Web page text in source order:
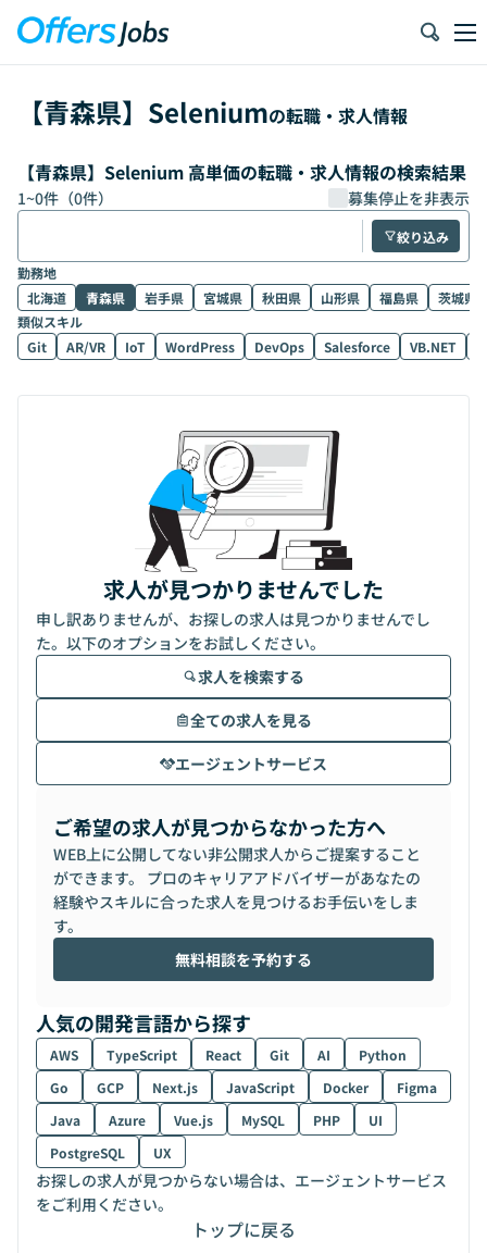
【青森県】 Seleniumの転職・求人情報
【青森県】Selenium 高単価の転職・求人情報の検索結果
1~0件（0件） 募集停止を非表示
絞り込み
勤務地
北海道
青森県 岩手県 宮城県 秋田県 山形県 福島県
茨城県
類似スキル
Git
AR/VR IoT WordPress DevOps Salesforce VB.NET
求人が見つかりませんでした
申し訳ありませんが、お探しの求人は見つかりませんでし
た。以下のオプションをお試しください。
求人を検索する
全ての求人を見る
エージェントサービス
ご希望の求人が見つからなかった方へ
WEB上に公開してない非公開求人からご提案すること
ができます。 プロのキャリアアドバイザーがあなたの
経験やスキルに合った求人を見つけるお手伝いをしま
す。
無料相談を予約する
人気の開発言語から探す
AWS TypeScript React Git AI
Python
Go
GCP Next.js JavaScript Docker
Figma
Java
Azure Vue.js MySQL PHP
UI
PostgreSQL
UX
お探しの求人が見つからない場合は、エージェントサービス
をご利用ください。
トップに戻る